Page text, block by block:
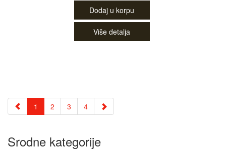
Dodaj u korpu
Više detalja
1 2 3 4
Srodne kategorije